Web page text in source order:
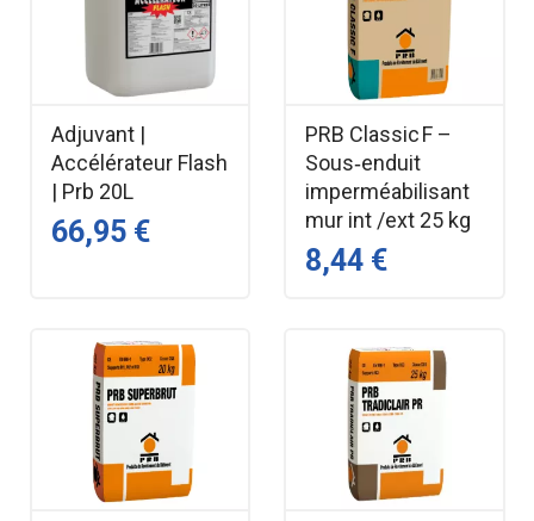
Adjuvant |
Accélérateur Flash
| Prb 20L
66,95 €
PRB Classic F –
Sous‑enduit
imperméabilisant
mur int /ext 25 kg
8,44 €